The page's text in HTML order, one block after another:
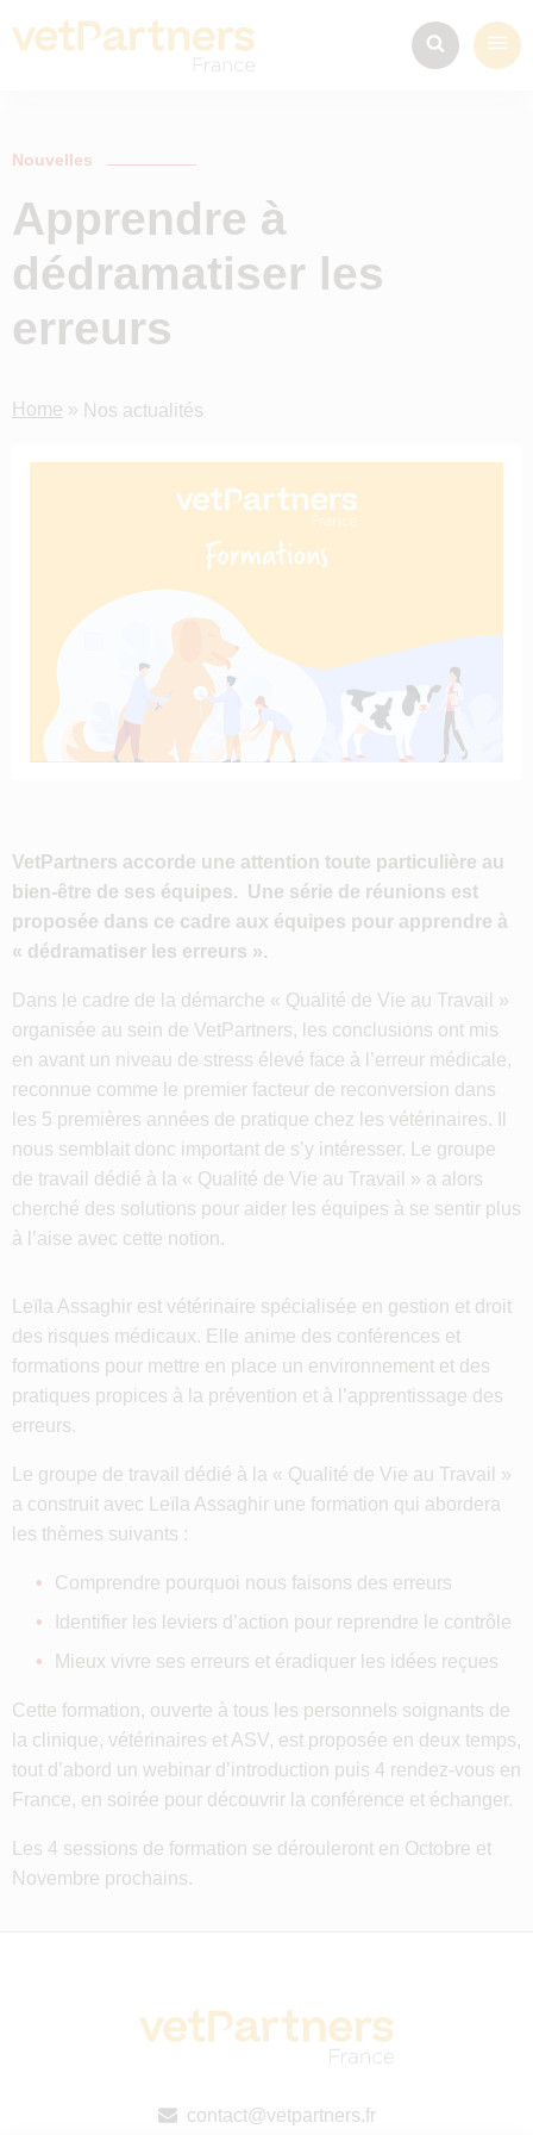
Nouvelles
Apprendre à
dédramatiser les
erreurs
Home » Nos actualités
VetPartners accorde une attention toute particulière au
bien-être de ses équipes. Une série de réunions est
proposée dans ce cadre aux équipes pour apprendre à
« dédramatiser les erreurs ».
Dans le cadre de la démarche « Qualité de Vie au Travail »
organisée au sein de VetPartners, les conclusions ont mis
en avant un niveau de stress élevé face à l’erreur médicale,
reconnue comme le premier facteur de reconversion dans
les 5 premières années de pratique chez les vétérinaires. Il
nous semblait donc important de s’y intéresser. Le groupe
de travail dédié à la « Qualité de Vie au Travail » a alors
cherché des solutions pour aider les équipes à se sentir plus
à l’aise avec cette notion.
Leïla Assaghir est vétérinaire spécialisée en gestion et droit
des risques médicaux. Elle anime des conférences et
formations pour mettre en place un environnement et des
pratiques propices à la prévention et à l’apprentissage des
erreurs.
Le groupe de travail dédié à la « Qualité de Vie au Travail »
a construit avec Leïla Assaghir une formation qui abordera
les thèmes suivants :
Comprendre pourquoi nous faisons des erreurs
Identifier les leviers d’action pour reprendre le contrôle
Mieux vivre ses erreurs et éradiquer les idées reçues
Cette formation, ouverte à tous les personnels soignants de
la clinique, vétérinaires et ASV, est proposée en deux temps,
tout d’abord un webinar d’introduction puis 4 rendez-vous en
France, en soirée pour découvrir la conférence et échanger.
Les 4 sessions de formation se dérouleront en Octobre et
Novembre prochains.
contact@vetpartners.fr